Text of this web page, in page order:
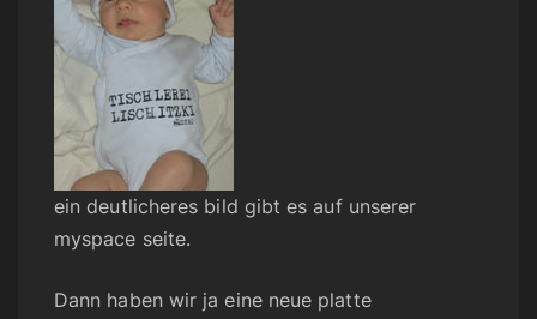
ein deutlicheres bild gibt es auf unserer
myspace seite.
Dann haben wir ja eine neue platte